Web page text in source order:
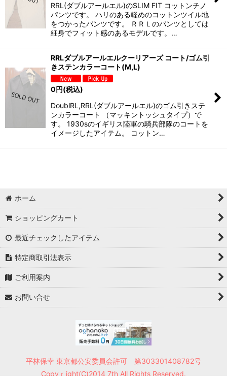
RRL(ダブルアールエル)のSLIM FIT コットンチノ
パンツです。 ハリのある軽めのコットンツイル地
をつかったパンツです。 ＲＲＬのパンツとしては
細身でフィット感のあるモデルです。…
RRLダブルアールエルクーリアーズ コート/ゴム引
きステンカラーコート(M,L)
0円(税込)
DoublRL,RRL(ダブルアールエル)のゴム引きステ
ンカラーコート （マッキントッシュタイプ）で
す。 1930sのイギリス陸軍の騎兵部隊のコートを
イメージしたアイテム。 コットン…
ホーム
ショッピングカート
最近チェックしたアイテム
特定商取引法表示
ご利用案内
お問い合せ
平林保幸 東京都公安委員会許可 第303301408782号
Copyｒight(C)2014 7th All Rights Reserved.